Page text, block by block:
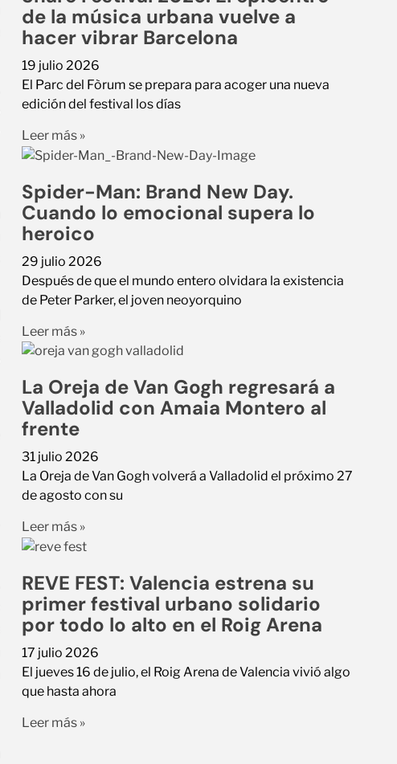
de la música urbana vuelve a
hacer vibrar Barcelona
19 julio 2026
El Parc del Fòrum se prepara para acoger una nueva
edición del festival los días
Leer más »
Spider-Man: Brand New Day.
Cuando lo emocional supera lo
heroico
29 julio 2026
Después de que el mundo entero olvidara la existencia
de Peter Parker, el joven neoyorquino
Leer más »
La Oreja de Van Gogh regresará a
Valladolid con Amaia Montero al
frente
31 julio 2026
La Oreja de Van Gogh volverá a Valladolid el próximo 27
de agosto con su
Leer más »
REVE FEST: Valencia estrena su
primer festival urbano solidario
por todo lo alto en el Roig Arena
17 julio 2026
El jueves 16 de julio, el Roig Arena de Valencia vivió algo
que hasta ahora
Leer más »